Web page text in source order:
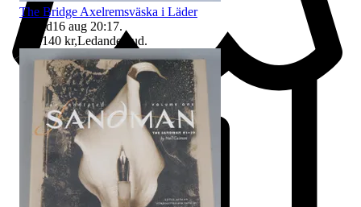
The Bridge Axelremsväska i Läder
Sluttid16 aug 20:17.
Pris:140 kr,Ledande bud.